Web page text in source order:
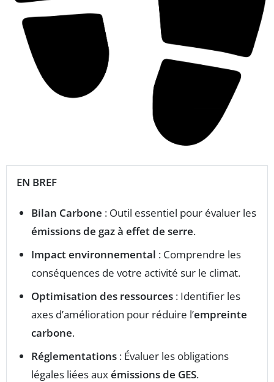
EN BREF
Bilan Carbone : Outil essentiel pour évaluer les
émissions de gaz à effet de serre.
Impact environnemental : Comprendre les
conséquences de votre activité sur le climat.
Optimisation des ressources : Identifier les
axes d’amélioration pour réduire l’empreinte
carbone.
Réglementations : Évaluer les obligations
légales liées auxémissions de GES.